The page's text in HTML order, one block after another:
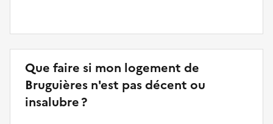
Que faire si mon logement de
Bruguières n'est pas décent ou
insalubre ?